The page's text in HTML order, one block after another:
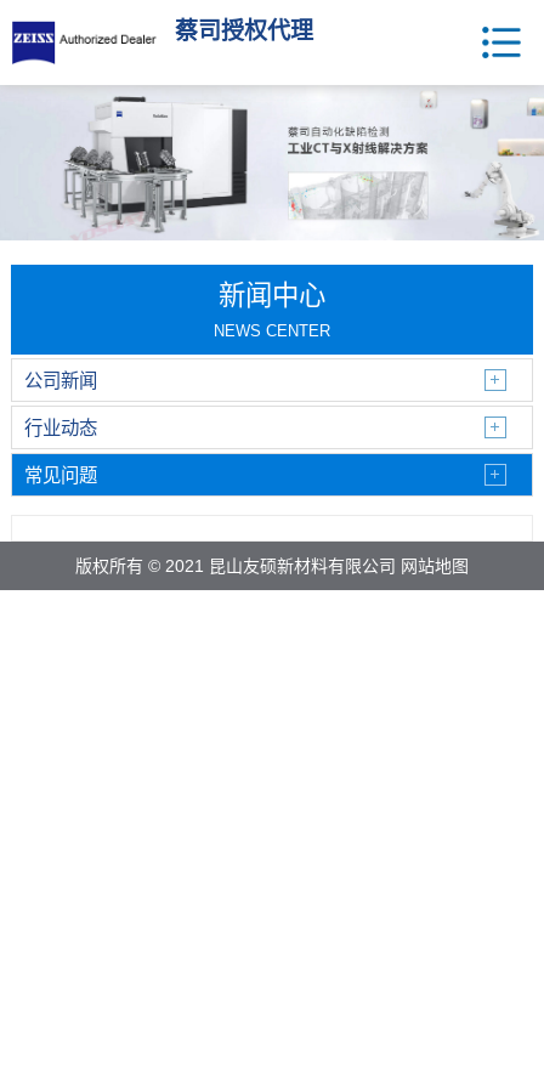
蔡司授权代理
新闻中心
NEWS CENTER
公司新闻
行业动态
常见问题
版权所有 © 2021 昆山友硕新材料有限公司 网站地图